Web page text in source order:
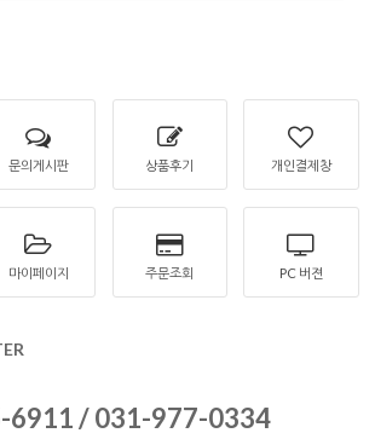
문의게시판 상품후기 개인결제창
마이페이지 주문조회 PC 버젼
6911 / 031-977-0334